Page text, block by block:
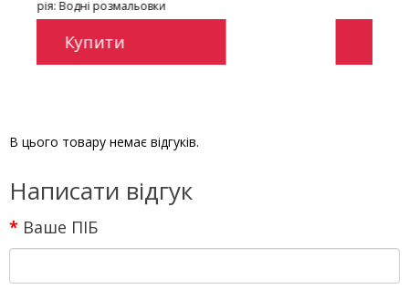
В цього товару немає відгуків.
Написати відгук
Ваше ПІБ